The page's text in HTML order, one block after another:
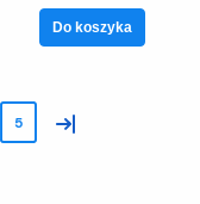
Do koszyka
5 »